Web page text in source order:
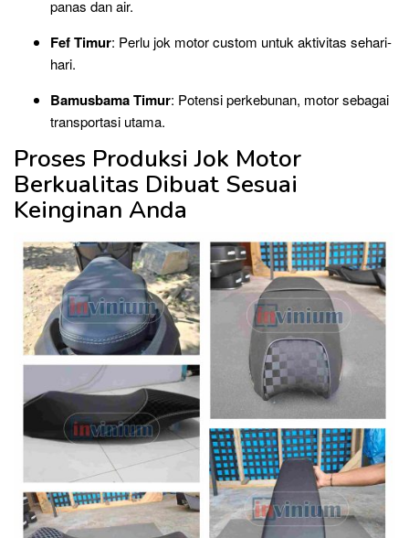
panas dan air.
Fef Timur: Perlu jok motor custom untuk aktivitas sehari-
hari.
Bamusbama Timur: Potensi perkebunan, motor sebagai
transportasi utama.
Proses Produksi Jok Motor
Berkualitas Dibuat Sesuai
Keinginan Anda